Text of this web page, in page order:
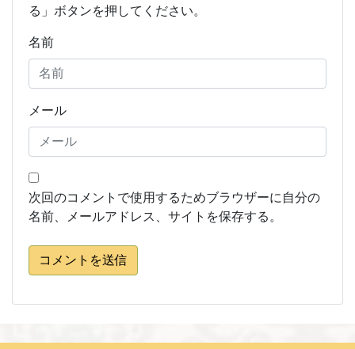
る」ボタンを押してください。
名前
メール
次回のコメントで使用するためブラウザーに自分の
名前、メールアドレス、サイトを保存する。
コメントを送信